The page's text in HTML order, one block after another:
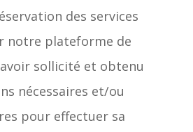
des services
notre plateforme de
sollicité et obtenu
nécessaires et/ou
pour effectuer sa